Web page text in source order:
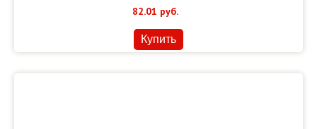
82.01 руб.
Купить